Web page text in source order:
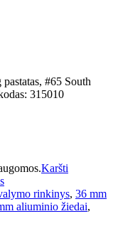
#65 South
315010
Karšti
rinkinys, 36 mm
aliuminio žiedai,